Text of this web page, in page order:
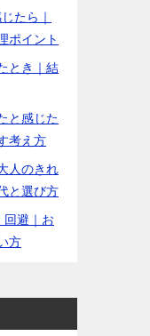
たら｜
ポイント
とき｜結
と感じた
考え方
人のきれ
と選び方
回避｜お
方